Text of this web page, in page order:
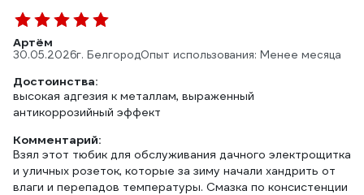
Артём
30.05.2026г. БелгородОпыт использования: Менее месяца
Достоинства:
высокая адгезия к металлам, выраженный
антикоррозийный эффект
Комментарий:
Взял этот тюбик для обслуживания дачного электрощитка
и уличных розеток, которые за зиму начали хандрить от
влаги и перепадов температуры. Смазка по консистенции